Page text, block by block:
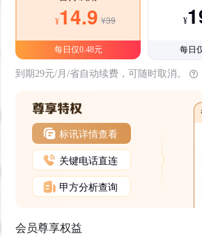
¥14.9 ¥39
每日仅0.48元
¥
每日
到期29元/月/省自动续费，可随时取消。
标讯详情查看
关键电话直连
甲方分析查询
会员尊享权益